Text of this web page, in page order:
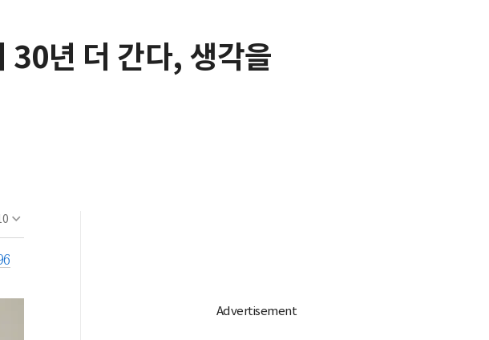
30년 더 간다, 생각을